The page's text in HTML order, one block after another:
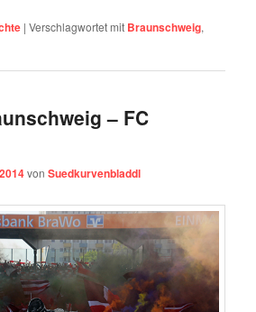
|Verschlagwortet mit Braunschweig,
– FC
vonSuedkurvenbladdl